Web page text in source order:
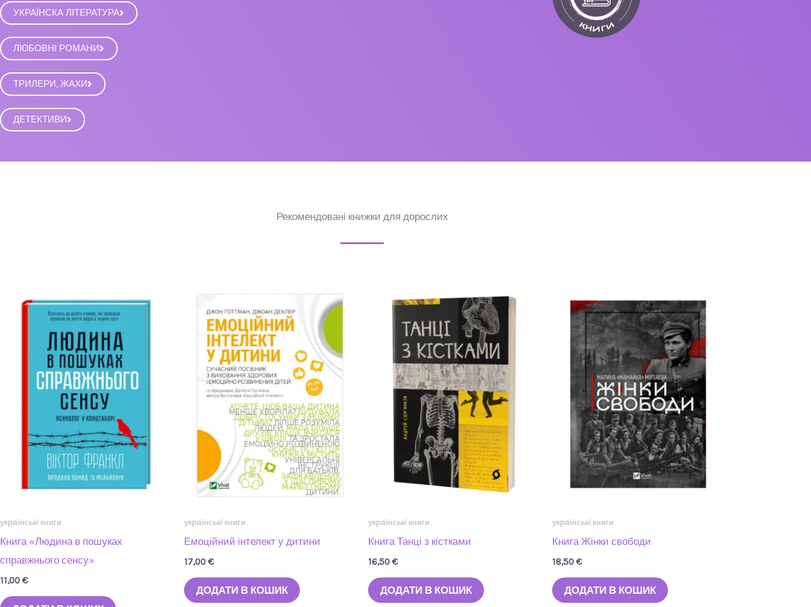
УКРАЇНСКА ЛІТЕРАТУРА
ЛЮБОВНІ РОМАНИ
ТРИЛЕРИ, ЖАХИ
ДЕТЕКТИВИ
Рекомендовані книжки для дорослих
українські книги
Книга «Людина в пошуках
справжнього сенсу»
11,00 €
українські книги
Емоційний інтелект у дитини
17,00 €
ДОДАТИ В КОШИК
українські книги
Книга Танці з кістками
16,50 €
ДОДАТИ В КОШИК
українські книги
Книга Жінки свободи
18,50 €
ДОДАТИ В КОШИК